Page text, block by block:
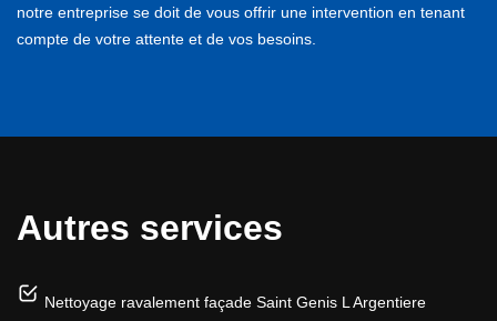
notre entreprise se doit de vous offrir une intervention en tenant
compte de votre attente et de vos besoins.
Autres services
Nettoyage ravalement façade Saint Genis L Argentiere